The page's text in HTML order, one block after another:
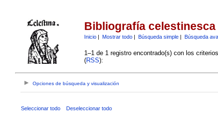
Bibliografía celestinesca
Inicio| Mostrar todo| Búsqueda simple| Búsqueda
1–1 de 1 registro encontrado(s) con los
(RSS):
Opciones de búsqueda y visualización
Seleccionar todo Deseleccionar todo